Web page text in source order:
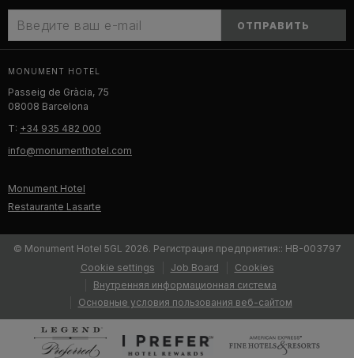
ОТПРАВИТЬ
MONUMENT HOTEL
Passeig de Gràcia, 75
08008 Barcelona
T: +34 935 482 000
info@monumenthotel.com
Monument Hotel
Restaurante Lasarte
© Monument Hotel 5GL 2026. Регистрация предприятия:: HB-003797
Cookie settings
Job Board
Cookies
Внутренняя информационная система
Oсновные условия пользования веб-сайтом